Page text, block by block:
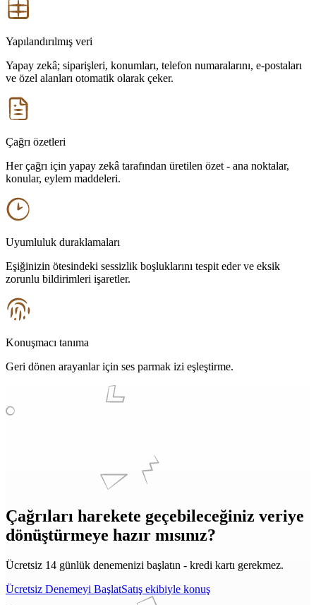
Yapılandırılmış veri
Yapay zekâ; siparişleri, konumları, telefon numaralarını, e-postaları
ve özel alanları otomatik olarak çeker.
Çağrı özetleri
Her çağrı için yapay zekâ tarafından üretilen özet - ana noktalar,
konular, eylem maddeleri.
Uyumluluk duraklamaları
Eşiğinizin ötesindeki sessizlik boşluklarını tespit eder ve eksik
zorunlu bildirimleri işaretler.
Konuşmacı tanıma
Geri dönen arayanlar için ses parmak izi eşleştirme.
Çağrıları harekete geçebileceğiniz veriye
dönüştürmeye hazır mısınız?
Ücretsiz 14 günlük denemenizi başlatın - kredi kartı gerekmez.
Ücretsiz Denemeyi BaşlatSatış ekibiyle konuş